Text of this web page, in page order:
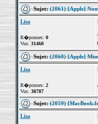
Sujet:(2061) [Apple]
Lisa
R�ponses: 0
Vus: 31460
Sujet:(2060) [Apple]
Lisa
R�ponses: 2
Vus: 38787
Sujet:(2059)
Lisa